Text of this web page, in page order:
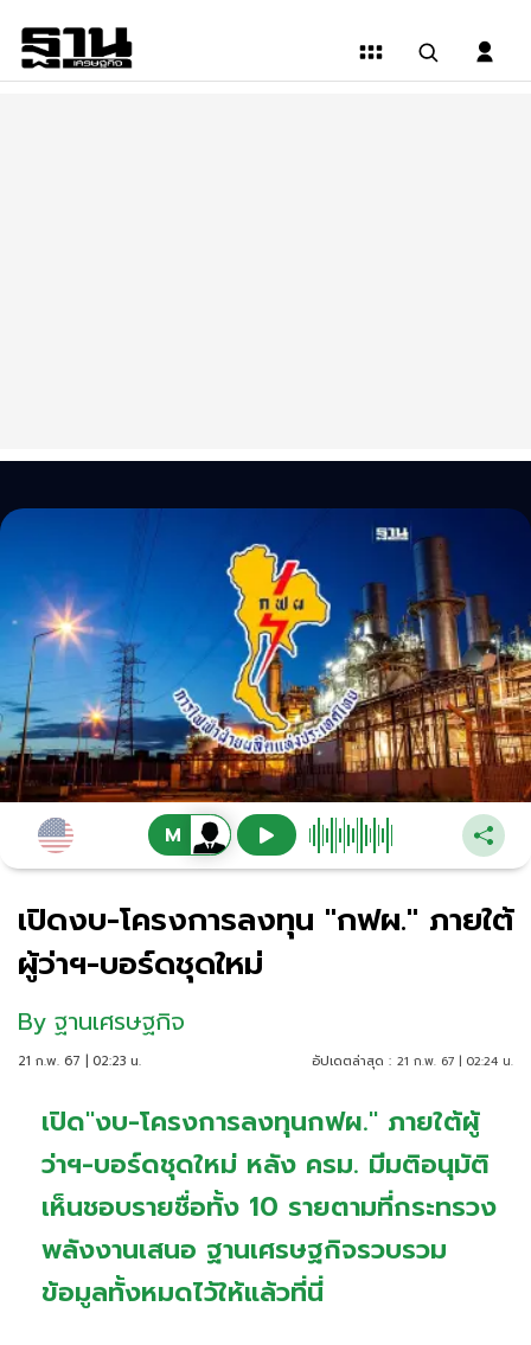
เปิดงบ-โครงการลงทุน "กฟผ." ภายใต้
ผู้ว่าฯ-บอร์ดชุดใหม่
By ฐานเศรษฐกิจ
21 ก.พ. 67 | 02:23 น. อัปเดตล่าสุด : 21 ก.พ. 67 | 02:24 น.
เปิด"งบ-โครงการลงทุนกฟผ." ภายใต้ผู้
ว่าฯ-บอร์ดชุดใหม่ หลัง ครม. มีมติอนุมัติ
เห็นชอบรายชื่อทั้ง 10 รายตามที่กระทรวง
พลังงานเสนอ ฐานเศรษฐกิจรวบรวม
ข้อมูลทั้งหมดไว้ให้แล้วที่นี่